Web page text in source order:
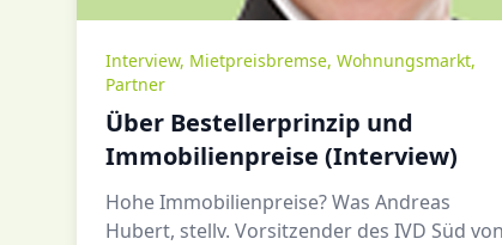
Interview, Mietpreisbremse, Wohnungsmarkt,
Partner
Über Bestellerprinzip und
Immobilienpreise (Interview)
Hohe Immobilienpreise? Was Andreas
Hubert, stellv. Vorsitzender des IVD Süd von